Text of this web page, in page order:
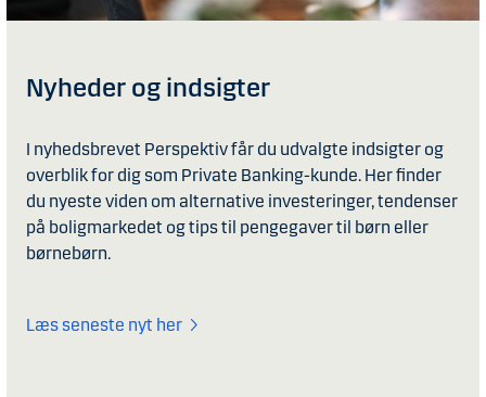
Nyheder og indsigter
I nyhedsbrevet Perspektiv får du udvalgte indsigter og
overblik for dig som Private Banking-kunde. Her finder
du nyeste viden om alternative investeringer, tendenser
på boligmarkedet og tips til pengegaver til børn eller
børnebørn.
Læs seneste nyt her